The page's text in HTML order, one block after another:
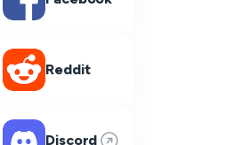
Reddit
Discord